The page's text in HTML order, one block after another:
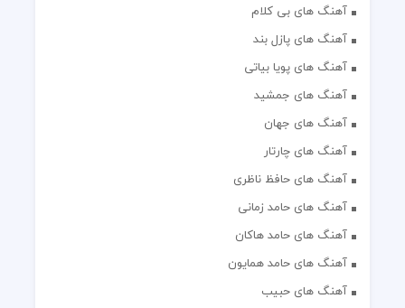
آهنگ های بی کلام
آهنگ های پازل بند
آهنگ های پویا بیاتی
آهنگ های جمشید
آهنگ های جهان
آهنگ های چارتار
آهنگ های حافظ ناظری
آهنگ های حامد زمانی
آهنگ های حامد هاکان
آهنگ های حامد همایون
آهنگ های حبیب